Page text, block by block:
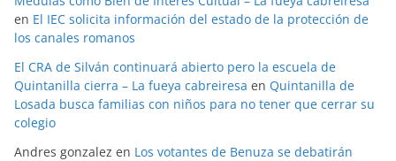
en El IEC solicita información del estado de la protección de
los canales romanos
El CRA de Silván continuará abierto pero la escuela de
Quintanilla cierra – La fueya cabreiresa en Quintanilla de
Losada busca familias con niños para no tener que cerrar su
colegio
Andres gonzalez en Los votantes de Benuza se debatirán